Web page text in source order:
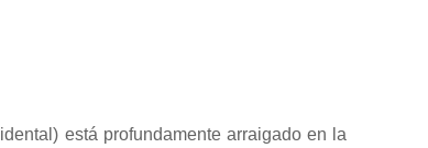
está profundamente arraigado en la